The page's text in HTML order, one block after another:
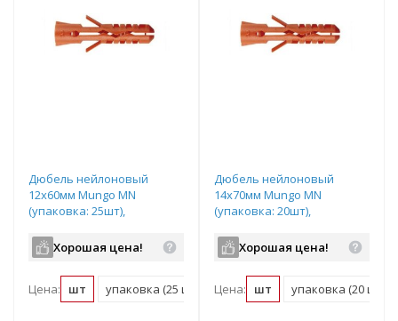
Дюбель нейлоновый
12x60мм Mungo MN
(упаковка: 25шт),
Хорошая цена!
Цена: шт упаковка (25 шт)
Дюбель нейлоновый
14x70мм Mungo MN
(упаковка: 20шт),
Хорошая цена!
Цена: шт упаковка (20 шт)